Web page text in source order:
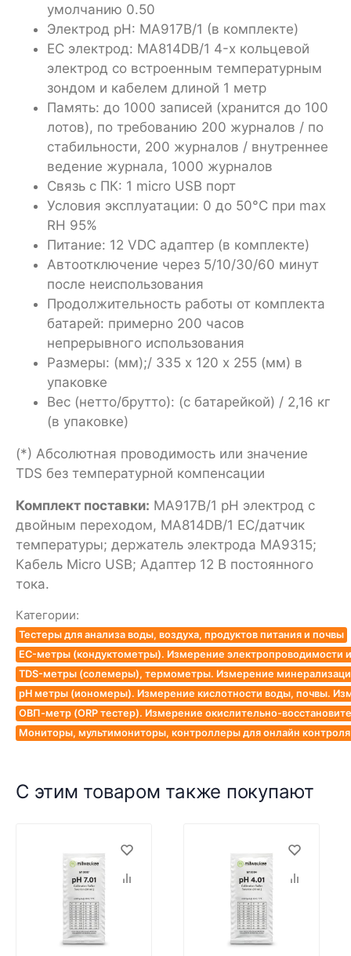
умолчанию 0.50
Электрод pH: MA917B/1 (в комплекте)
EC электрод: MA814DB/1 4-х кольцевой
электрод со встроенным температурным
зондом и кабелем длиной 1 метр
Память: до 1000 записей (хранится до 100
лотов), по требованию 200 журналов / по
стабильности, 200 журналов / внутреннее
ведение журнала, 1000 журналов
Связь с ПК: 1 micro USB порт
Условия эксплуатации: 0 до 50°C при max
RH 95%
Питание: 12 VDC адаптер (в комплекте)
Автоотключение через 5/10/30/60 минут
после неиспользования
Продолжительность работы от комплекта
батарей: примерно 200 часов
непрерывного использования
Размеры: (мм);/ 335 х 120 х 255 (мм) в
упаковке
Вес (нетто/брутто): (с батарейкой) / 2,16 кг
(в упаковке)
(*) Абсолютная проводимость или значение
TDS без температурной компенсации
Комплект поставки: MA917B/1 pH электрод с
двойным переходом, MA814DB/1 EC/датчик
температуры; держатель электрода MA9315;
Кабель Micro USB; Адаптер 12 В постоянного
тока.
Категории:
Тестеры для анализа воды, воздуха, продуктов питания и почвы
EC-метры (кондуктометры). Измерение электропроводимости
TDS-метры (солемеры), термометры. Измерение
pH метры (иономеры). Измерение кислотности воды, почвы.
ОВП-метр (ORP тестер). Измерение окислительно-
Мониторы, мультимониторы, контроллеры для онлайн контроля
С этим товаром также покупают